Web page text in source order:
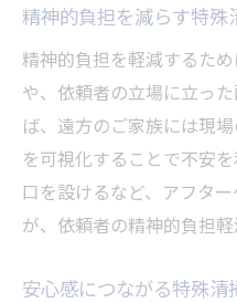
精神的負担を減らす特殊
精神的負担を軽減するた
や、依頼者の立場に立っ
ば、遠方のご家族には現
を可視化することで不安
口を設けるなど、アフタ
が、依頼者の精神的負担軽
安心感につながる特殊清